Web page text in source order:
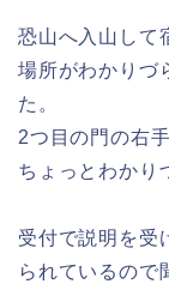
恐山へ入山して
場所がわかりづ
た。
2つ目の門の右
ちょっとわかり
受付で説明を受
られているので